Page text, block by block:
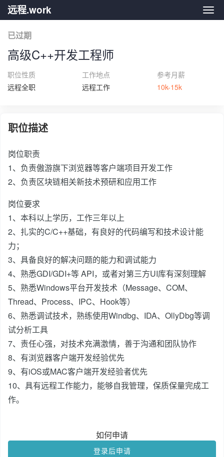
远
远程.work
已过期
高级C++开发工程师
职位性质
远程全职
工作地点
远程工作
参考月薪
10k-15k
职位描述
岗位职责
1、负责傲游旗下浏览器等客户端项目开发工作
2、负责区块链相关新技术预研和应用工作
岗位要求
1、本科以上学历，工作三年以上
2、扎实的C/C++基础，有良好的代码编写和技术设计能
力；
3、具备良好的解决问题的能力和调试能力
4、熟悉GDI/GDI+等 API，或者对第三方UI库有深刻理解
5、熟悉Windows平台开发技术（Message、COM、
Thread、Process、IPC、Hook等）
6、熟悉调试技术，熟练使用Windbg、IDA、OllyDbg等调
试分析工具
7、责任心强，对技术充满激情，善于沟通和团队协作
8、有浏览器客户端开发经验优先
9、有iOS或MAC客户端开发经验者优先
10、具有远程工作能力，能够自我管理，保质保量完成工
作。
如何申请
登录后申请